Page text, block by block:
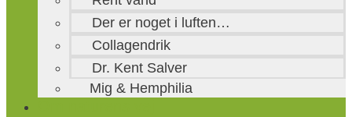
Der er noget i luften…
Collagendrik
Dr. Kent Salver
Mig & Hemphilia